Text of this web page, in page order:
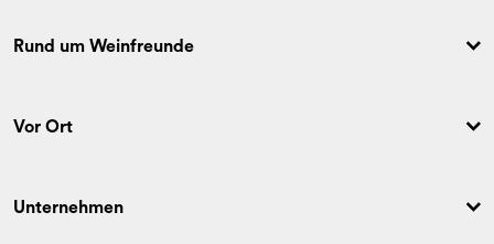
Rund um Weinfreunde
Vor Ort
Unternehmen